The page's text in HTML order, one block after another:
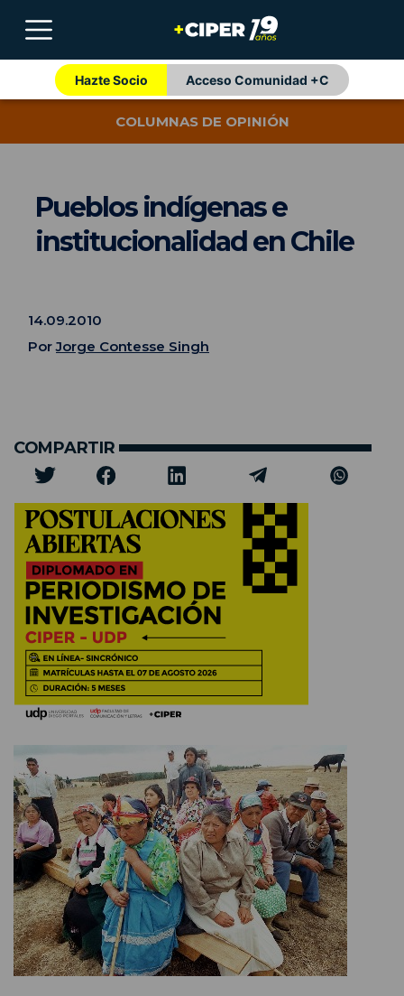
Hazte Socio Acceso Comunidad +C
COLUMNAS DE OPINIÓN
Pueblos indígenas e
institucionalidad en Chile
14.09.2010
PorJorge Contesse Singh
COMPARTIR